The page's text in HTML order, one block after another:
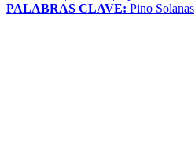
PALABRAS CLAVE: Pino Solanas